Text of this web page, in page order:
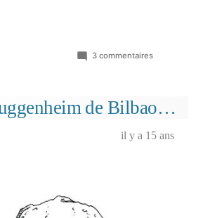
3 commentairessur
de Bilbao…
il y a 15 ans